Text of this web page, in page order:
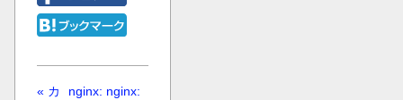
« カ
nginx: nginx: